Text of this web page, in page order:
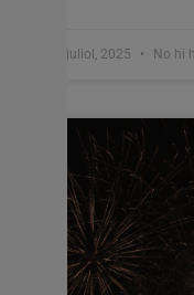
9 juliol, 2025 No hi